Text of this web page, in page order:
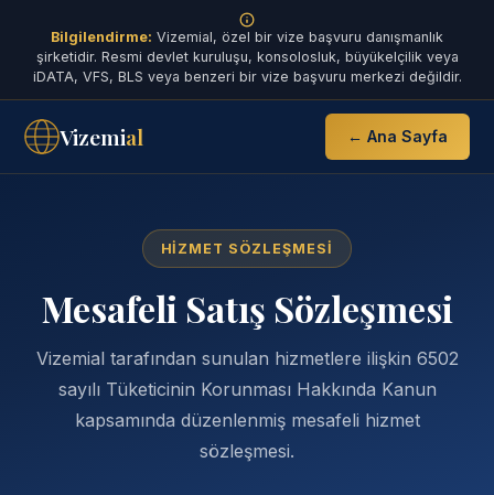
Bilgilendirme: Vizemial, özel bir vize başvuru danışmanlık
şirketidir. Resmi devlet kuruluşu, konsolosluk, büyükelçilik veya
iDATA, VFS, BLS veya benzeri bir vize başvuru merkezi değildir.
Vizemial ← Ana Sayfa
HIZMET SÖZLEŞMESI
Mesafeli Satış Sözleşmesi
Vizemial tarafından sunulan hizmetlere ilişkin 6502
sayılı Tüketicinin Korunması Hakkında Kanun
kapsamında düzenlenmiş mesafeli hizmet
sözleşmesi.